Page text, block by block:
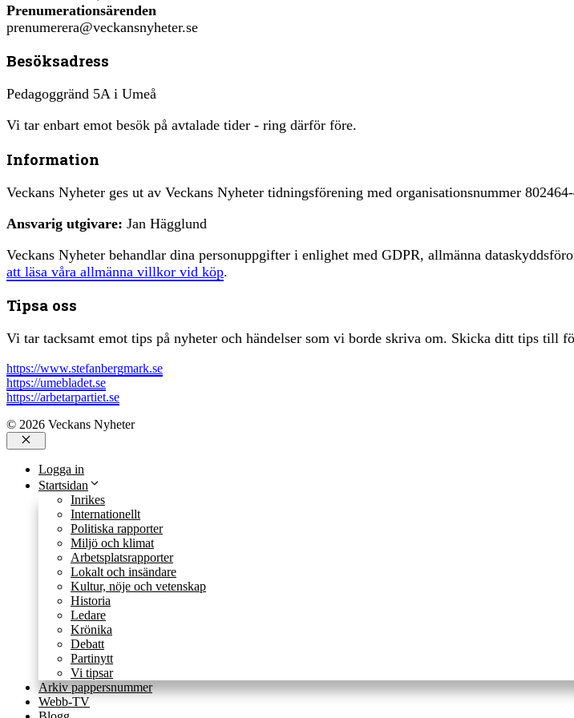
Prenumerationsärenden
prenumerera@veckansnyheter.se
Besöksadress
Pedagoggränd 5A i Umeå
Vi tar enbart emot besök på avtalade tider - ring därför före.
Information
Veckans Nyheter ges ut av Veckans Nyheter tidningsförening med organisationsnummer
Ansvarig utgivare: Jan Hägglund
Veckans Nyheter behandlar dina personuppgifter i enlighet med GDPR, allmänna
att läsa våra allmänna villkor vid köp.
Tipsa oss
Vi tar tacksamt emot tips på nyheter och händelser som vi borde skriva om. Skicka ditt tips till
https://www.stefanbergmark.se
https://umebladet.se
https://arbetarpartiet.se
© 2026 Veckans Nyheter
Stäng
Logga in
Startsidan
Inrikes
Internationellt
Politiska rapporter
Miljö och klimat
Arbetsplatsrapporter
Lokalt och insändare
Kultur, nöje och vetenskap
Historia
Ledare
Krönika
Debatt
Partinytt
Vi tipsar
Arkiv pappersnummer
Webb-TV